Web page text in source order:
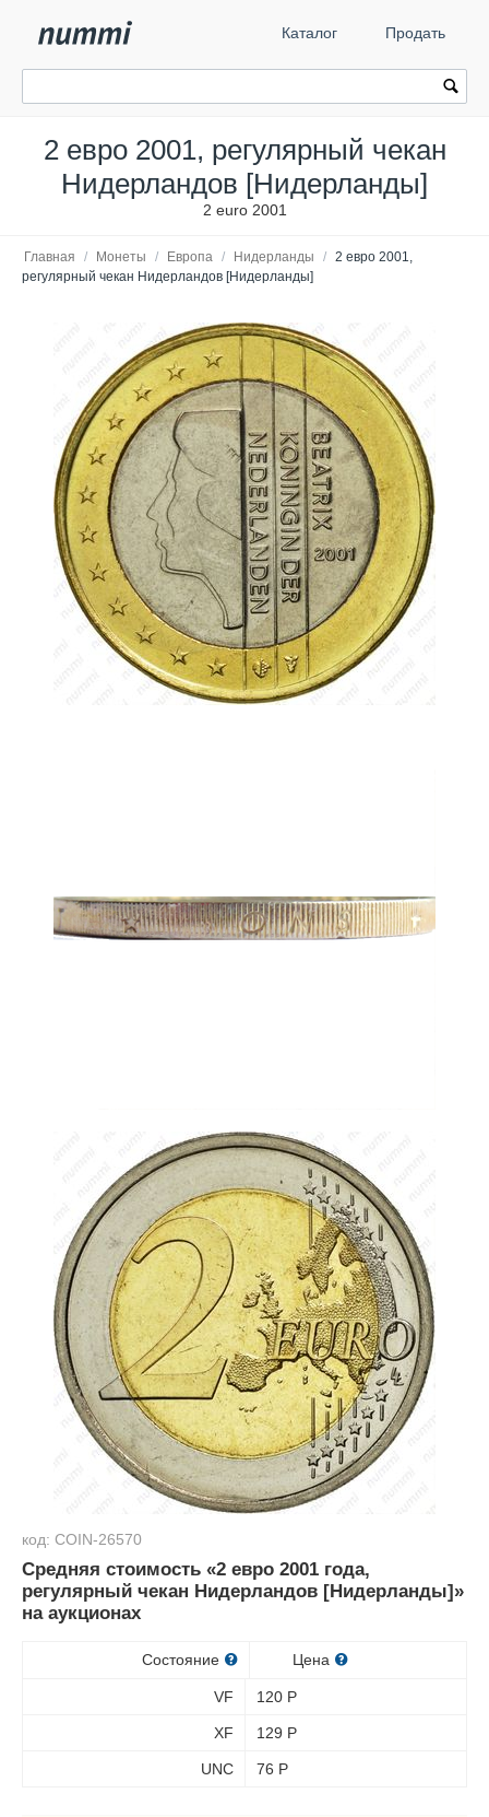
Каталог Продать
2 евро 2001, регулярный чекан
Нидерландов [Нидерланды]
2 euro 2001
Главная / Монеты / Европа / Нидерланды / 2 евро 2001,
регулярный чекан Нидерландов [Нидерланды]
код: COIN-26570
Средняя стоимость «2 евро 2001 года,
регулярный чекан Нидерландов [Нидерланды]»
на аукционах
Состояние Цена
VF 120 Р
XF 129 Р
UNC 76 Р